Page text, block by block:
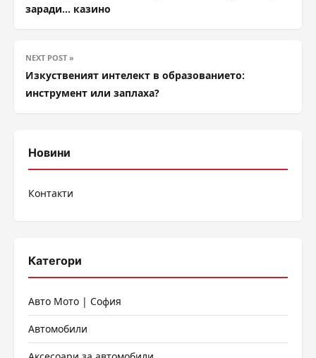
заради… казино
NEXT POST »
Изкуственият интелект в образованието:
инструмент или заплаха?
Новини
Контакти
Категори
Авто Мото | София
Автомобили